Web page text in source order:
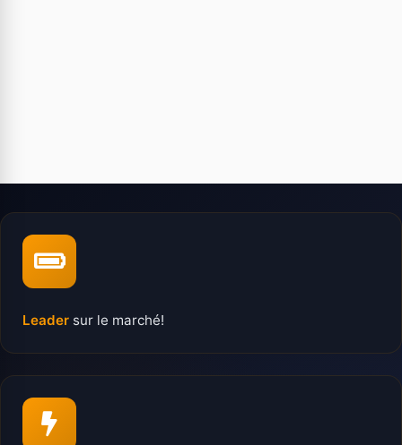
Leader sur le marché!